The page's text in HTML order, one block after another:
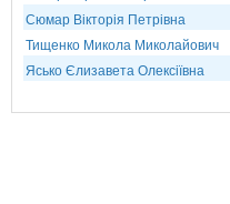
Сюмар Вікторія Петрівна
Тищенко Микола Миколайович
Ясько Єлизавета Олексіївна